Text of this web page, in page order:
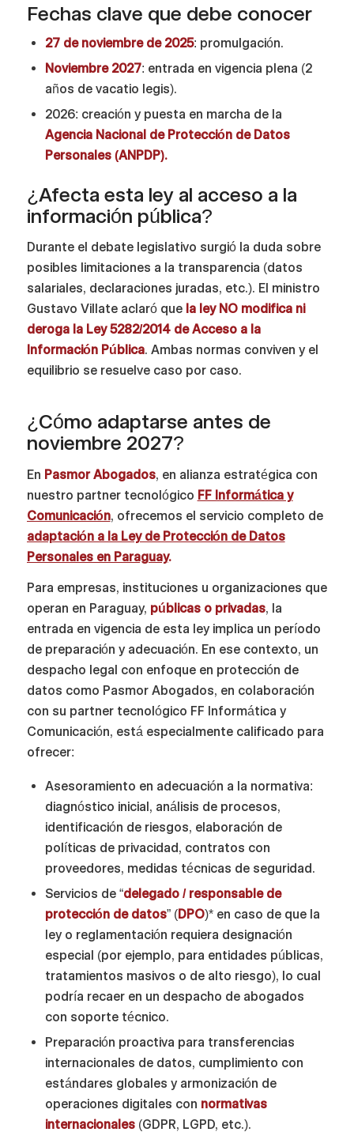
Fechas clave que debe conocer
27 de noviembre de 2025: promulgación.
Noviembre 2027: entrada en vigencia plena (2
años de vacatio legis).
2026: creación y puesta en marcha de la
Agencia Nacional de Protección de Datos
Personales (ANPDP).
¿Afecta esta ley al acceso a la
información pública?
Durante el debate legislativo surgió la duda sobre
posibles limitaciones a la transparencia (datos
salariales, declaraciones juradas, etc.). El ministro
Gustavo Villate aclaró que la ley NO modifica ni
deroga la Ley 5282/2014 de Acceso a la
Información Pública. Ambas normas conviven y el
equilibrio se resuelve caso por caso.
¿Cómo adaptarse antes de
noviembre 2027?
En Pasmor Abogados, en alianza estratégica con
nuestro partner tecnológico FF Informática y
Comunicación, ofrecemos el servicio completo de
adaptación a la Ley de Protección de Datos
Personales en Paraguay.
Para empresas, instituciones u organizaciones que
operan en Paraguay, públicas o privadas, la
entrada en vigencia de esta ley implica un período
de preparación y adecuación. En ese contexto, un
despacho legal con enfoque en protección de
datos como Pasmor Abogados, en colaboración
con su partner tecnológico FF Informática y
Comunicación, está especialmente calificado para
ofrecer:
Asesoramiento en adecuación a la normativa:
diagnóstico inicial, análisis de procesos,
identificación de riesgos, elaboración de
políticas de privacidad, contratos con
proveedores, medidas técnicas de seguridad.
Servicios de “delegado / responsable de
protección de datos” (DPO)* en caso de que la
ley o reglamentación requiera designación
especial (por ejemplo, para entidades públicas,
tratamientos masivos o de alto riesgo), lo cual
podría recaer en un despacho de abogados
con soporte técnico.
Preparación proactiva para transferencias
internacionales de datos, cumplimiento con
estándares globales y armonización de
operaciones digitales con normativas
internacionales(GDPR, LGPD, etc.).